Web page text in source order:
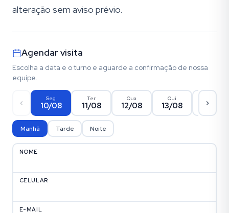
alteração sem aviso prévio.
Agendar visita
Escolha a data e o turno e aguarde a confirmação de nossa
equipe.
Seg
10/08
Ter
11/08
Qua
12/08
Qui
13/08 14/08
Manhã Tarde Noite
NOME
CELULAR
E-MAIL